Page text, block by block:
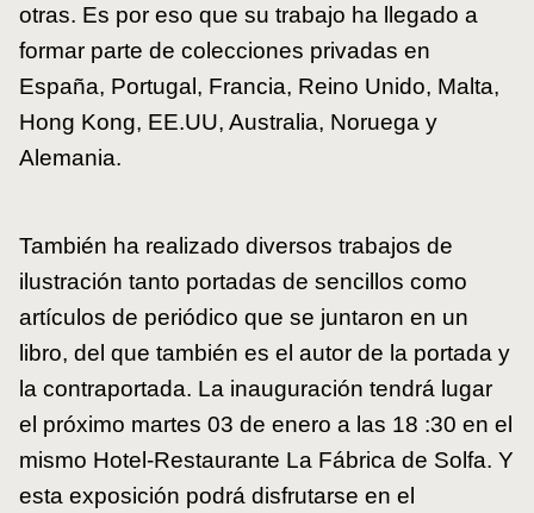
otras. Es por eso que su trabajo ha llegado a
formar parte de colecciones privadas en
España, Portugal, Francia, Reino Unido, Malta,
Hong Kong, EE.UU, Australia, Noruega y
Alemania.
También ha realizado diversos trabajos de
ilustración tanto portadas de sencillos como
artículos de periódico que se juntaron en un
libro, del que también es el autor de la portada y
la contraportada. La inauguración tendrá lugar
el próximo martes 03 de enero a las 18 :30 en el
mismo Hotel-Restaurante La Fábrica de Solfa. Y
esta exposición podrá disfrutarse en el